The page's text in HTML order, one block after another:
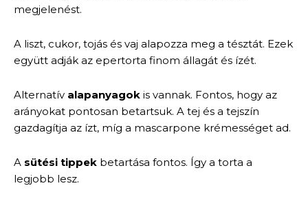
megjelenést.
A liszt, cukor, tojás és vaj alapozza meg a tésztát. Ezek
együtt adják az epertorta finom állagát és ízét.
Alternatív alapanyagok is vannak. Fontos, hogy az
arányokat pontosan betartsuk. A tej és a tejszín
gazdagítja az ízt, míg a mascarpone krémességet ad.
A sütési tippek betartása fontos. Így a torta a
legjobb lesz.